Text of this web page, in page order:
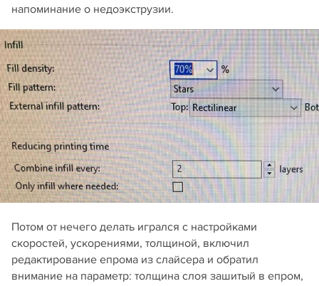
напоминание о недоэкструзии.
Потом от нечего делать игрался с настройками
скоростей, ускорениями, толщиной, включил
редактирование епрома из слайсера и обратил
внимание на параметр: толщина слоя зашитый в епром,